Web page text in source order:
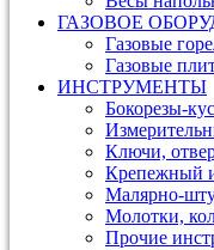
ГАЗОВОЕ
Газовые
Газовые
ИНСТРУМЕНТЫ
Бокорезы-
Ключи,
Крепежный
Малярно-
Молотки,
Прочие